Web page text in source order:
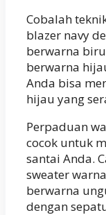
Cobalah
blazer navy
berwarna
berwarna
Anda bisa
hijau yang
Perpaduan
cocok untuk
santai Anda.
sweater
berwarna
dengan